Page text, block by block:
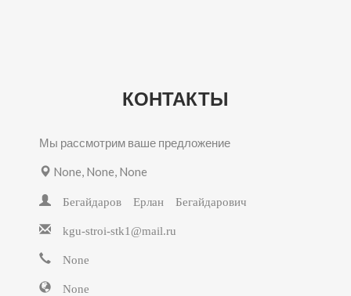
КОНТАКТЫ
Мы рассмотрим ваше предложение
None, None, None
Бегайдаров Ерлан Бегайдарович
kgu-stroi-stk1@mail.ru
None
None